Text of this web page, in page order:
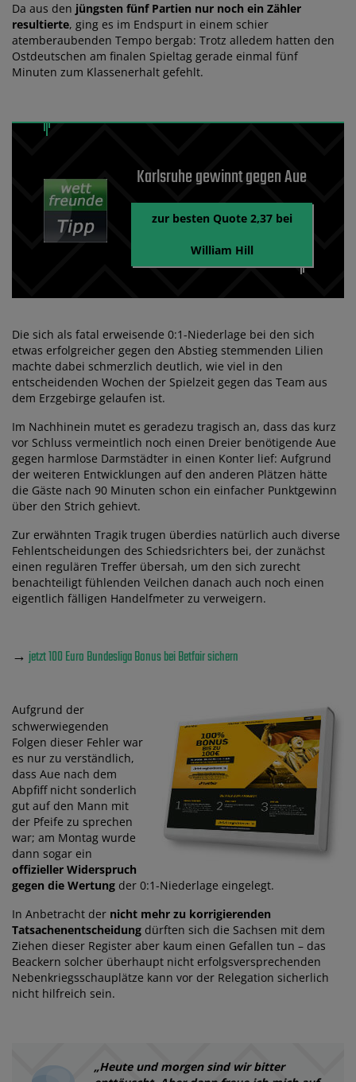
Da aus den jüngsten fünf Partien nur noch ein Zähler
resultierte, ging es im Endspurt in einem schier
atemberaubenden Tempo bergab: Trotz alledem hatten den
Ostdeutschen am finalen Spieltag gerade einmal fünf
Minuten zum Klassenerhalt gefehlt.
Karlsruhe gewinnt gegen Aue
zur besten Quote 2,37 bei
William Hill
Die sich als fatal erweisende 0:1-Niederlage bei den sich
etwas erfolgreicher gegen den Abstieg stemmenden Lilien
machte dabei schmerzlich deutlich, wie viel in den
entscheidenden Wochen der Spielzeit gegen das Team aus
dem Erzgebirge gelaufen ist.
Im Nachhinein mutet es geradezu tragisch an, dass das kurz
vor Schluss vermeintlich noch einen Dreier benötigende Aue
gegen harmlose Darmstädter in einen Konter lief: Aufgrund
der weiteren Entwicklungen auf den anderen Plätzen hätte
die Gäste nach 90 Minuten schon ein einfacher Punktgewinn
über den Strich gehievt.
Zur erwähnten Tragik trugen überdies natürlich auch diverse
Fehlentscheidungen des Schiedsrichters bei, der zunächst
einen regulären Treffer übersah, um den sich zurecht
benachteiligt fühlenden Veilchen danach auch noch einen
eigentlich fälligen Handelfmeter zu verweigern.
→ jetzt 100 Euro Bundesliga Bonus bei Betfair sichern
Aufgrund der
schwerwiegenden
Folgen dieser Fehler war
es nur zu verständlich,
dass Aue nach dem
Abpfiff nicht sonderlich
gut auf den Mann mit
der Pfeife zu sprechen
war; am Montag wurde
dann sogar ein
offizieller Widerspruch
gegen die Wertung der 0:1-Niederlage eingelegt.
In Anbetracht der nicht mehr zu korrigierenden
Tatsachenentscheidung dürften sich die Sachsen mit dem
Ziehen dieser Register aber kaum einen Gefallen tun – das
Beackern solcher überhaupt nicht erfolgsversprechenden
Nebenkriegsschauplätze kann vor der Relegation sicherlich
nicht hilfreich sein.
„Heute und morgen sind wir bitter